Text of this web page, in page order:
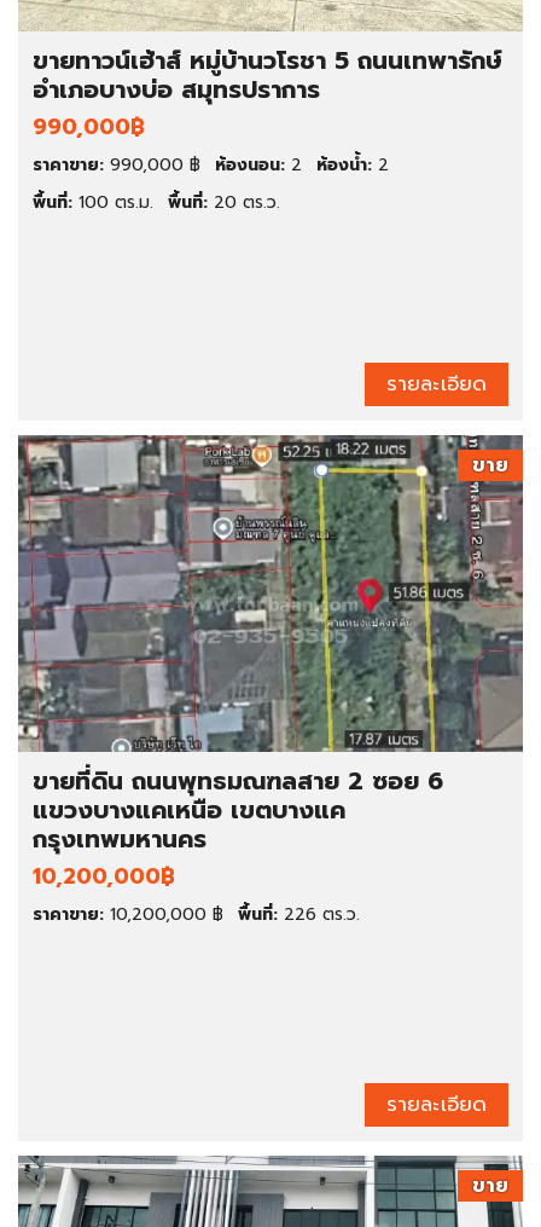
ขายทาวน์เฮ้าส์ หมู่บ้านวโรชา 5 ถนนเทพารักษ์
อำเภอบางบ่อ สมุทรปราการ
990,000฿
ราคาขาย: 990,000 ฿ ห้องนอน: 2 ห้องน้ำ: 2
พื้นที่: 100 ตร.ม. พื้นที่: 20 ตร.ว.
รายละเอียด
ขาย
ขายที่ดิน ถนนพุทธมณฑลสาย 2 ซอย 6
แขวงบางแคเหนือ เขตบางแค
กรุงเทพมหานคร
10,200,000฿
ราคาขาย: 10,200,000 ฿ พื้นที่: 226 ตร.ว.
รายละเอียด
ขาย